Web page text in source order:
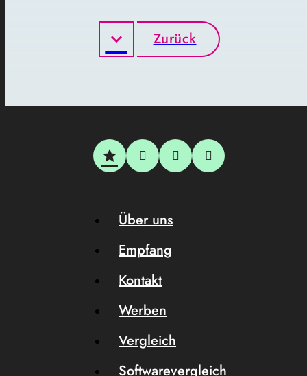
Zurück
Über uns
Empfang
Kontakt
Werben
Vergleich
Softwarevergleich